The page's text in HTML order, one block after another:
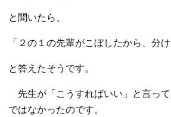
と聞いたら、
「２の１の先輩がこぼしたから、分
と答えたそうです。
先生が「こうすればいい」と言っ
ではなかったのです。